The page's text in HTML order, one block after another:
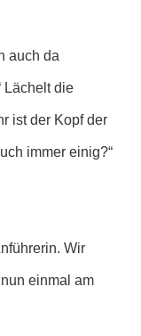
auch da
Lächelt die
ist der Kopf der
immer einig?“
Wir
einmal am